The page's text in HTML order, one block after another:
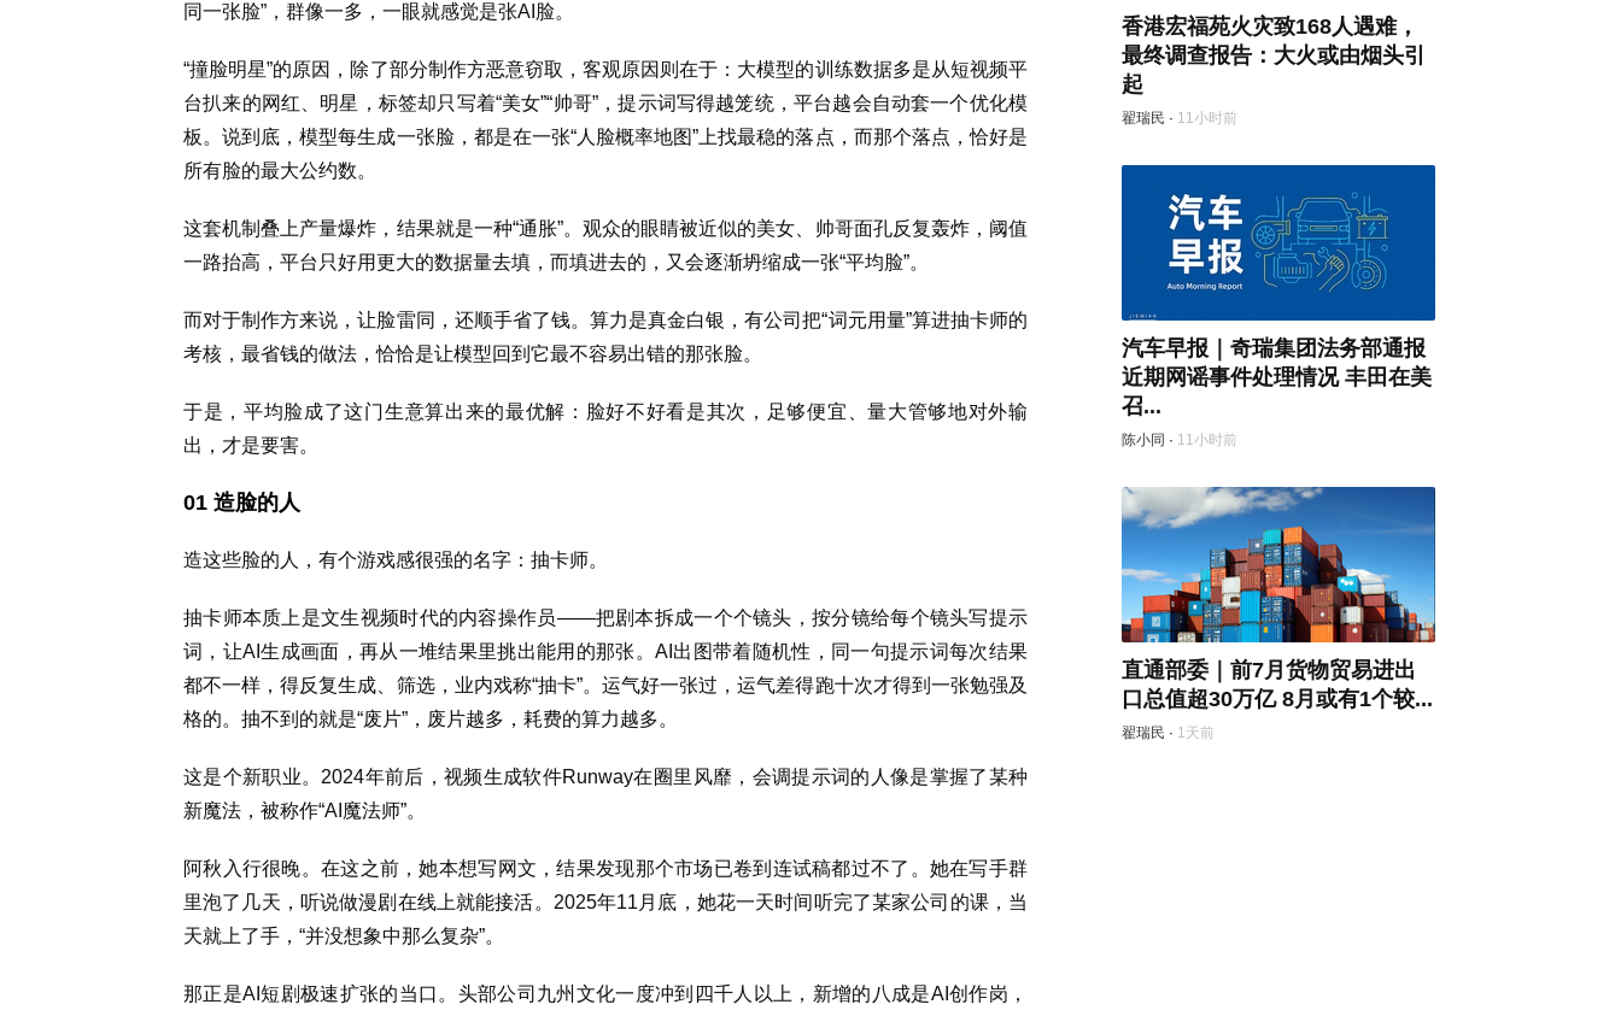
同一张脸”，群像一多，一眼就感觉是张AI脸。
“撞脸明星”的原因，除了部分制作方恶意窃取，客观原因则在于：大模型的训练数据多是从短视频平
台扒来的网红、明星，标签却只写着“美女”“帅哥”，提示词写得越笼统，平台越会自动套一个优化模
板。说到底，模型每生成一张脸，都是在一张“人脸概率地图”上找最稳的落点，而那个落点，恰好是
所有脸的最大公约数。
这套机制叠上产量爆炸，结果就是一种“通胀”。观众的眼睛被近似的美女、帅哥面孔反复轰炸，阈值
一路抬高，平台只好用更大的数据量去填，而填进去的，又会逐渐坍缩成一张“平均脸”。
而对于制作方来说，让脸雷同，还顺手省了钱。算力是真金白银，有公司把“词元用量”算进抽卡师的
考核，最省钱的做法，恰恰是让模型回到它最不容易出错的那张脸。
于是，平均脸成了这门生意算出来的最优解：脸好不好看是其次，足够便宜、量大管够地对外输
出，才是要害。
01 造脸的人
造这些脸的人，有个游戏感很强的名字：抽卡师。
抽卡师本质上是文生视频时代的内容操作员——把剧本拆成一个个镜头，按分镜给每个镜头写提示
词，让AI生成画面，再从一堆结果里挑出能用的那张。AI出图带着随机性，同一句提示词每次结果
都不一样，得反复生成、筛选，业内戏称“抽卡”。运气好一张过，运气差得跑十次才得到一张勉强及
格的。抽不到的就是“废片”，废片越多，耗费的算力越多。
这是个新职业。2024年前后，视频生成软件Runway在圈里风靡，会调提示词的人像是掌握了某种
新魔法，被称作“AI魔法师”。
阿秋入行很晚。在这之前，她本想写网文，结果发现那个市场已卷到连试稿都过不了。她在写手群
里泡了几天，听说做漫剧在线上就能接活。2025年11月底，她花一天时间听完了某家公司的课，当
天就上了手，“并没想象中那么复杂”。
那正是AI短剧极速扩张的当口。头部公司九州文化一度冲到四千人以上，新增的八成是AI创作岗，
香港宏福苑火灾致168人遇难，
最终调查报告：大火或由烟头引
起
翟瑞民 · 11小时前
汽车早报｜奇瑞集团法务部通报
近期网谣事件处理情况 丰田在美
召...
陈小同 · 11小时前
直通部委｜前7月货物贸易进出
口总值超30万亿 8月或有1个较...
翟瑞民 · 1天前